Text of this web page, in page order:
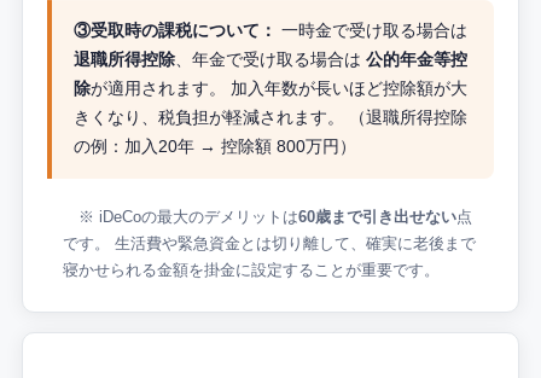
③受取時の課税について： 一時金で受け取る場合は
退職所得控除 、年金で受け取る場合は 公的年金等控
除が適用されます。 加入年数が長いほど控除額が大
きくなり、税負担が軽減されます。 （退職所得控除
の例：加入20年 → 控除額 800万円）
※ iDeCoの最大のデメリットは60歳まで引き出せない点
です。 生活費や緊急資金とは切り離して、確実に老後まで
寝かせられる金額を掛金に設定することが重要です。